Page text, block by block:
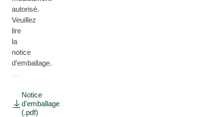
autorisé.
Veuillez
lire
la
notice
d’emballage.
Notice
d'emballage
(.pdf)